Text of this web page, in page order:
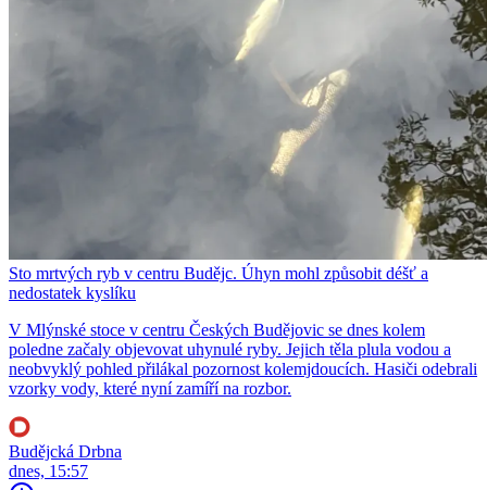
Sto mrtvých ryb v centru Budějc. Úhyn mohl způsobit déšť a
nedostatek kyslíku
V Mlýnské stoce v centru Českých Budějovic se dnes kolem
poledne začaly objevovat uhynulé ryby. Jejich těla plula vodou a
neobvyklý pohled přilákal pozornost kolemjdoucích. Hasiči odebrali
vzorky vody, které nyní zamíří na rozbor.
Budějcká Drbna
dnes, 15:57